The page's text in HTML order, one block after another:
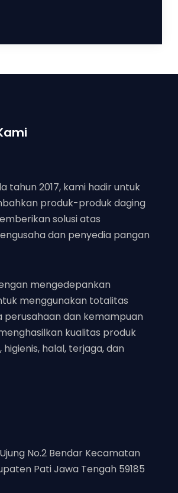
tahun 2017, kami hadir untuk
produk-produk daging
solusi atas
dan penyedia pangan
mengedepankan
menggunakan totalitas
perusahaan dan kemampuan
kualitas produk
halal, terjaga, dan
No.2 Bendar Kecamatan
Pati Jawa Tengah 59185